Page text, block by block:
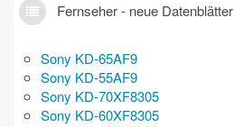
Fernseher - neue Datenblätter
Sony KD-65AF9
Sony KD-55AF9
Sony KD-70XF8305
Sony KD-60XF8305